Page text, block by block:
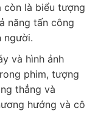
còn là biểu tượng
năng tấn công
người.
và hình ảnh
phim, tượng
thẳng và
hướng và cô